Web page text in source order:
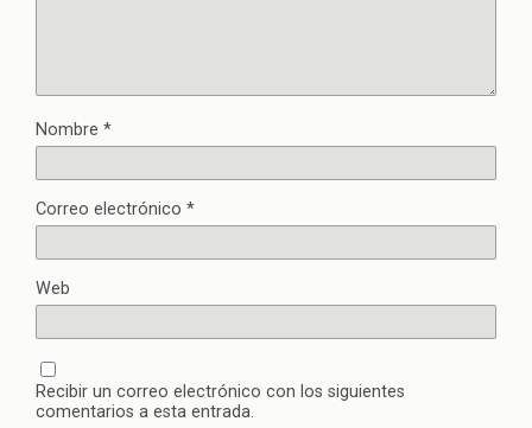
Nombre *
Correo electrónico *
Web
Recibir un correo electrónico con los siguientes
comentarios a esta entrada.